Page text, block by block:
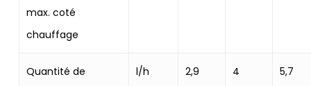
max. coté
chauffage
Quantité de
l/h 2,9 4 5,7